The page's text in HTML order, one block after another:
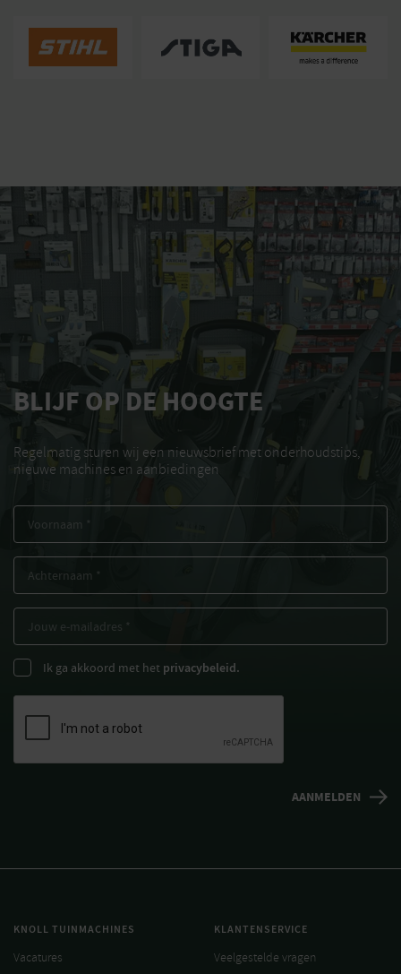
BLIJF OP DE HOOGTE
Regelmatig sturen wij een nieuwsbrief met onderhoudstips,
nieuwe machines en aanbiedingen
Ik ga akkoord met het privacybeleid.
KNOLL TUINMACHINES
Vacatures
KLANTENSERVICE
Veelgestelde vragen